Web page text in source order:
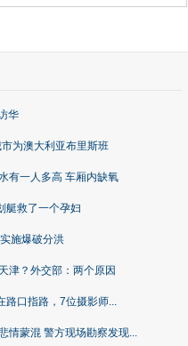
华
为澳大利亚布里斯班
有一人多高 车厢内缺氧
艇救了一个孕妇
施爆破分洪
津？外交部：两个原因
路口指路，7位摄影师...
情蒙混 警方现场勘察发现...